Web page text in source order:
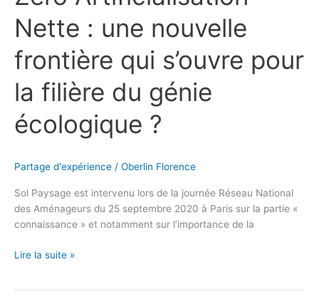
Nette : une nouvelle
frontière qui s’ouvre pour
la filière du génie
écologique ?
Partage d'expérience / Oberlin Florence
Sol Paysage est intervenu lors de la journée Réseau National
des Aménageurs du 25 septembre 2020 à Paris sur la partie «
connaissance » et notamment sur l’importance de la
Lire la suite »